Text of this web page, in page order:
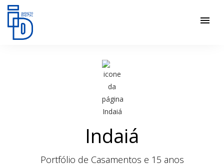
menu
Indaiá
Portfólio de Casamentos e 15 anos